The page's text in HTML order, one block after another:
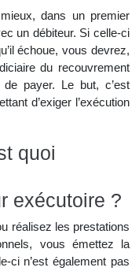
dans un premier
un débiteur. Si celle-ci
échoue, vous devrez,
du recouvrement
payer. Le but, c’est
d’exiger l’exécution
quoi
exécutoire ?
réalisez les prestations
vous émettez la
ci n’est également pas